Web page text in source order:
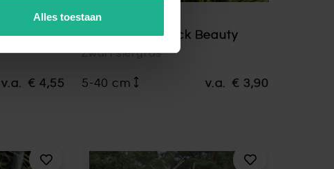
Alles toestaan
v.a. € 4,55
Pennisetum Black Beauty
Zwart siergras
5-40 cm v.a. € 3,90